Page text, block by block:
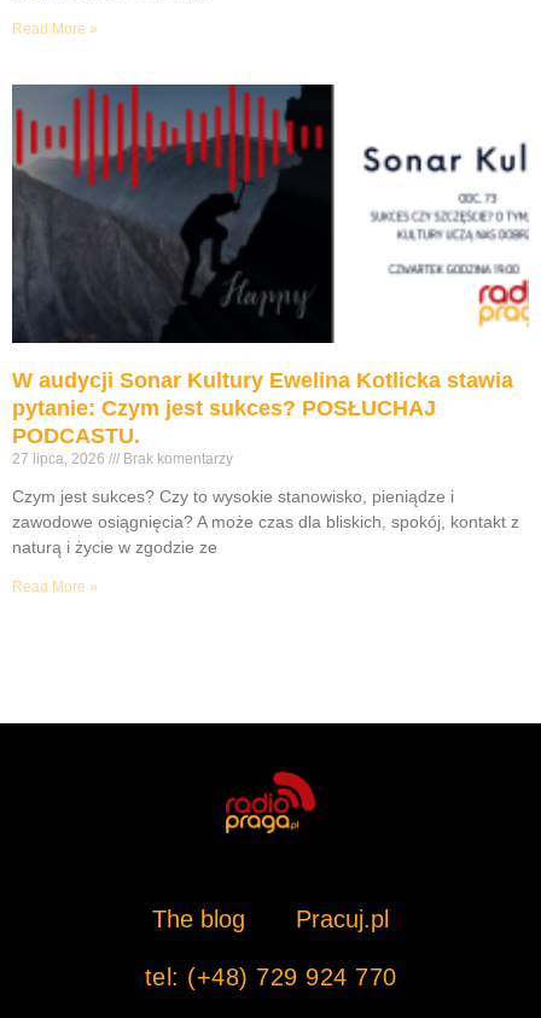
Read More »
W audycji Sonar Kultury Ewelina Kotlicka stawia
pytanie: Czym jest sukces? POSŁUCHAJ
PODCASTU.
27 lipca, 2026 Brak komentarzy
Czym jest sukces? Czy to wysokie stanowisko, pieniądze i
zawodowe osiągnięcia? A może czas dla bliskich, spokój, kontakt z
naturą i życie w zgodzie ze
Read More »
The blog Pracuj.pl
tel: (+48) 729 924 770